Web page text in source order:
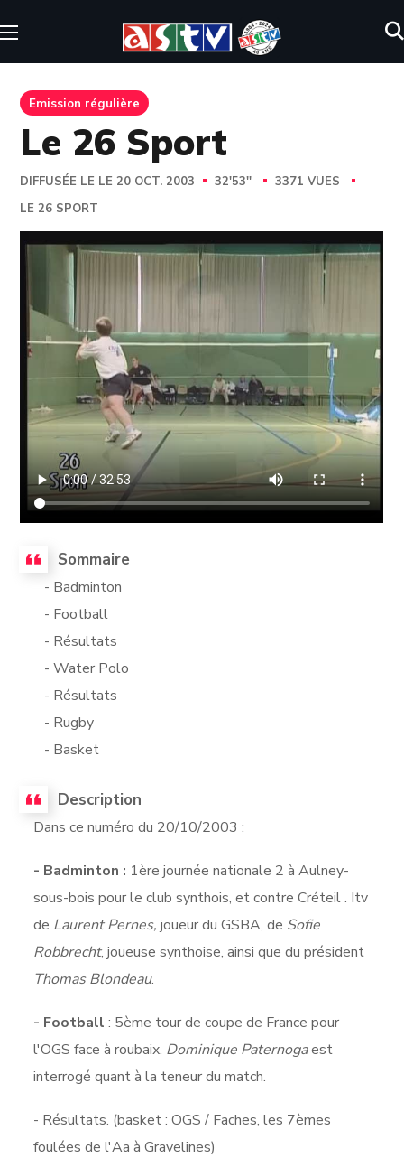
Emission régulière
Le 26 Sport
DIFFUSÉE LE LE 20 OCT. 2003 32'53''
3371 VUES
LE 26 SPORT
Sommaire
- Badminton
- Football
- Résultats
- Water Polo
- Résultats
- Rugby
- Basket
Description
Dans ce numéro du 20/10/2003 :
- Badminton : 1ère journée nationale 2 à Aulney-
sous-bois pour le club synthois, et contre Créteil . Itv
de Laurent Pernes, joueur du GSBA, de Sofie
Robbrecht, joueuse synthoise, ainsi que du président
Thomas Blondeau.
- Football: 5ème tour de coupe de France pour
l'OGS face à roubaix. Dominique Paternogaest
interrogé quant à la teneur du match.
- Résultats. (basket : OGS / Faches, les 7èmes
foulées de l'Aa à Gravelines)